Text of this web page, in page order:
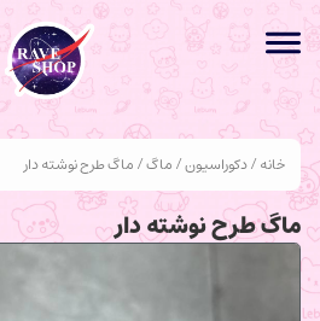
خانه/دکوراسیون/ماگ/ ماگ طرح نوشته دار
ماگ طرح نوشته دار